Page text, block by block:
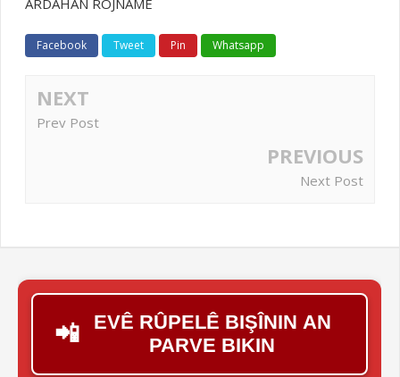
ARDAHAN ROJNAME
Facebook Tweet Pin Whatsapp
NEXT
Prev Post
PREVIOUS
Next Post
📲
EVÊ RÛPELÊ BIŞÎNIN AN
PARVE BIKIN